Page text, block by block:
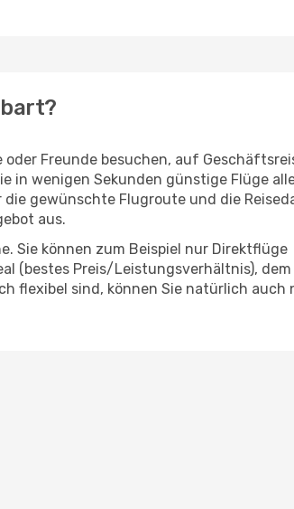
oder Freunde besuchen, auf
in wenigen Sekunden günstige Flüge
gewünschte Flugroute und die
aus.
Sie können zum Beispiel nur Direktflüge
(bestes Preis/Leistungsverhältnis), dem
flexibel sind, können Sie natürlich auch